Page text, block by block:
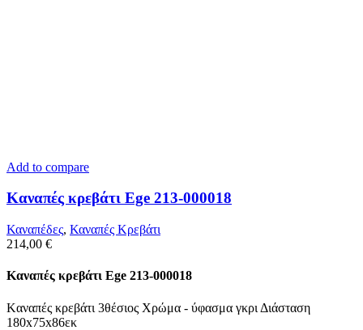
Add to compare
Kαναπές κρεβάτι Ege 213-000018
Καναπέδες, Καναπές Κρεβάτι
214,00 €
Kαναπές κρεβάτι Ege 213-000018
Kαναπές κρεβάτι 3θέσιος Χρώμα - ύφασμα γκρι Διάσταση
180x75x86εκ